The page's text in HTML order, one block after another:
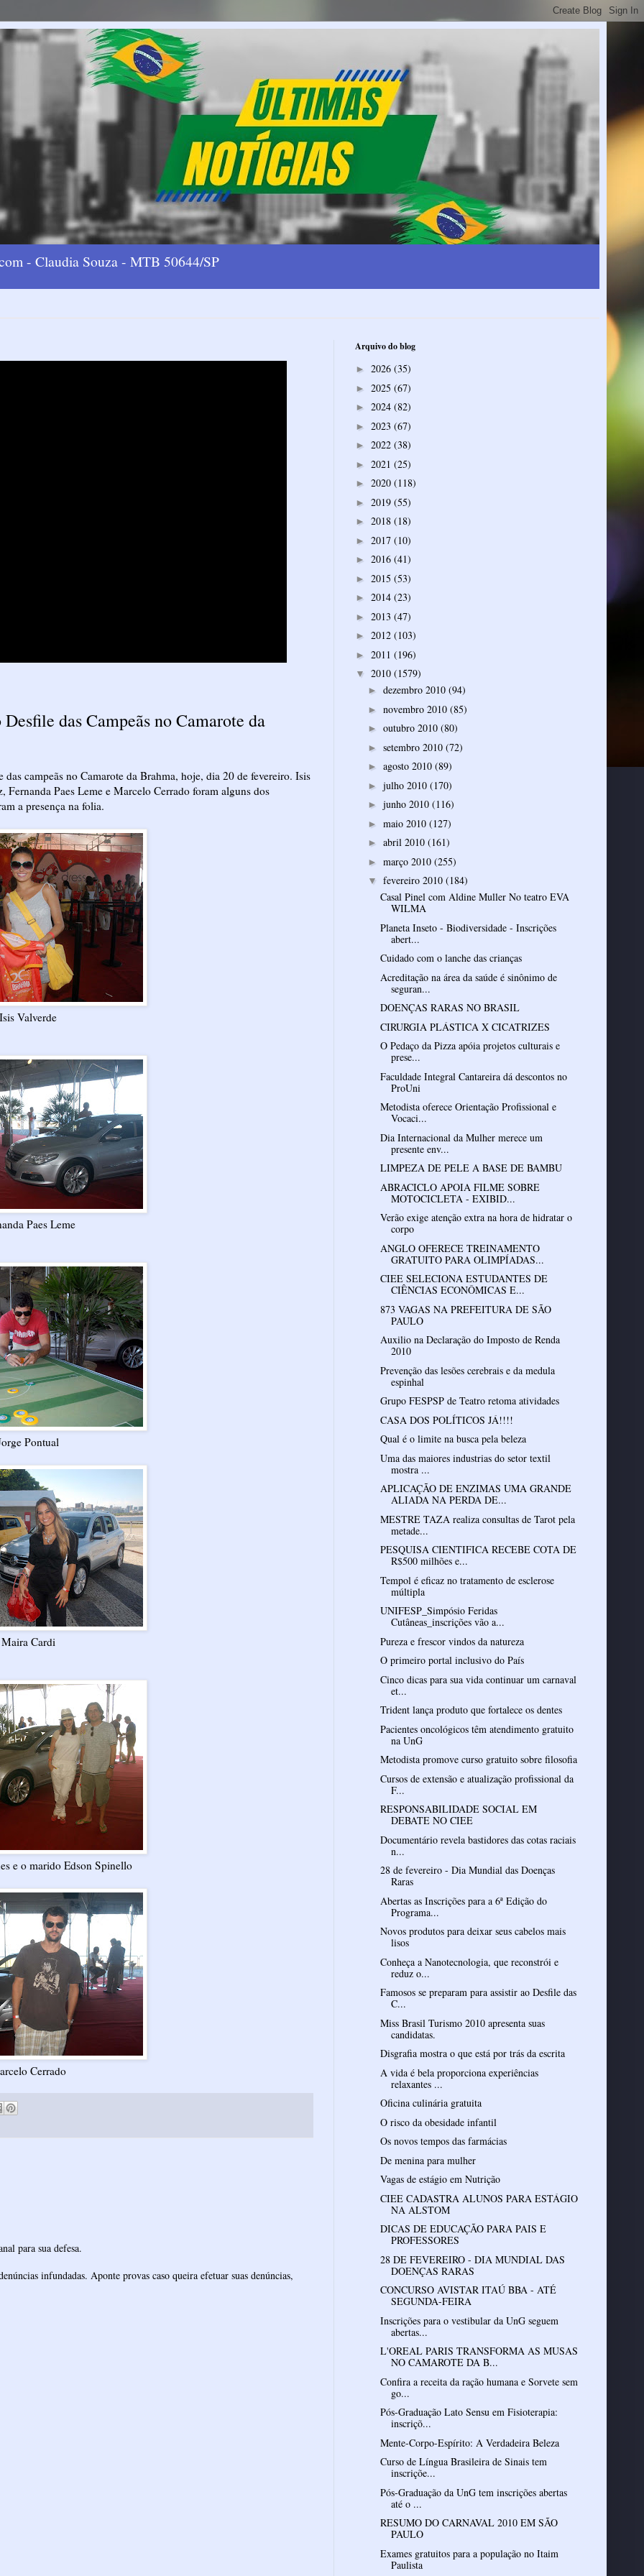
- Claudia Souza - MTB 50644/SP
das Campeãs no Camarote da
campeãs no Camarote da Brahma, hoje, dia 20 de fevereiro. Isis
Paes Leme e Marcelo Cerrado foram alguns dos
a presença na folia.
Isis Valverde
Paes Leme
Pontual
Maira Cardi
e o marido Edson Spinello
Cerrado
para sua defesa.
infundadas. Aponte provas caso queira efetuar suas denúncias,
Arquivo do blog
► 2026 (35)
► 2025 (67)
► 2024 (82)
► 2023 (67)
► 2022 (38)
► 2021 (25)
► 2020 (118)
► 2019 (55)
► 2018 (18)
► 2017 (10)
► 2016 (41)
► 2015 (53)
► 2014 (23)
► 2013 (47)
► 2012 (103)
► 2011 (196)
▼ 2010 (1579)
► dezembro 2010 (94)
► novembro 2010 (85)
► outubro 2010 (80)
► setembro 2010 (72)
► agosto 2010 (89)
► julho 2010 (170)
► junho 2010 (116)
► maio 2010 (127)
► abril 2010 (161)
► março 2010 (255)
▼ fevereiro 2010 (184)
Casal Pinel com Aldine Muller No teatro EVA
WILMA
Planeta Inseto - Biodiversidade - Inscrições
abert...
Cuidado com o lanche das crianças
Acreditação na área da saúde é sinônimo de
seguran...
DOENÇAS RARAS NO BRASIL
CIRURGIA PLÁSTICA X CICATRIZES
O Pedaço da Pizza apóia projetos culturais e
prese...
Faculdade Integral Cantareira dá descontos no
ProUni
Metodista oferece Orientação Profissional e
Vocaci...
Dia Internacional da Mulher merece um
presente env...
LIMPEZA DE PELE A BASE DE BAMBU
ABRACICLO APOIA FILME SOBRE
MOTOCICLETA - EXIBID...
Verão exige atenção extra na hora de hidratar o
corpo
ANGLO OFERECE TREINAMENTO
GRATUITO PARA OLIMPÍADAS...
CIEE SELECIONA ESTUDANTES DE
CIÊNCIAS ECONÔMICAS E...
873 VAGAS NA PREFEITURA DE SÃO
PAULO
Auxilio na Declaração do Imposto de Renda
2010
Prevenção das lesões cerebrais e da medula
espinhal
Grupo FESPSP de Teatro retoma atividades
CASA DOS POLÍTICOS JÁ!!!!
Qual é o limite na busca pela beleza
Uma das maiores industrias do setor textil
mostra ...
APLICAÇÃO DE ENZIMAS UMA GRANDE
ALIADA NA PERDA DE...
MESTRE TAZA realiza consultas de Tarot pela
metade...
PESQUISA CIENTIFICA RECEBE COTA DE
R$500 milhões e...
Tempol é eficaz no tratamento de esclerose
múltipla
UNIFESP_Simpósio Feridas
Cutâneas_inscrições vão a...
Pureza e frescor vindos da natureza
O primeiro portal inclusivo do País
Cinco dicas para sua vida continuar um carnaval
et...
Trident lança produto que fortalece os dentes
Pacientes oncológicos têm atendimento gratuito
na UnG
Metodista promove curso gratuito sobre filosofia
Cursos de extensão e atualização profissional da
F...
RESPONSABILIDADE SOCIAL EM
DEBATE NO CIEE
Documentário revela bastidores das cotas raciais
n...
28 de fevereiro - Dia Mundial das Doenças
Raras
Abertas as Inscrições para a 6ª Edição do
Programa...
Novos produtos para deixar seus cabelos mais
lisos
Conheça a Nanotecnologia, que reconstrói e
reduz o...
Famosos se preparam para assistir ao Desfile das
C...
Miss Brasil Turismo 2010 apresenta suas
candidatas.
Disgrafia mostra o que está por trás da escrita
A vida é bela proporciona experiências
relaxantes ...
Oficina culinária gratuita
O risco da obesidade infantil
Os novos tempos das farmácias
De menina para mulher
Vagas de estágio em Nutrição
CIEE CADASTRA ALUNOS PARA ESTÁGIO
NA ALSTOM
DICAS DE EDUCAÇÃO PARA PAIS E
PROFESSORES
28 DE FEVEREIRO - DIA MUNDIAL DAS
DOENÇAS RARAS
CONCURSO AVISTAR ITAÚ BBA - ATÉ
SEGUNDA-FEIRA
Inscrições para o vestibular da UnG seguem
abertas...
L'OREAL PARIS TRANSFORMA AS MUSAS
NO CAMAROTE DA B...
Confira a receita da ração humana e Sorvete sem
go...
Pós-Graduação Lato Sensu em Fisioterapia:
inscriçõ...
Mente-Corpo-Espírito: A Verdadeira Beleza
Curso de Língua Brasileira de Sinais tem
inscriçõe...
Pós-Graduação da UnG tem inscrições abertas
até o ...
RESUMO DO CARNAVAL 2010 EM SÃO
PAULO
Exames gratuitos para a população no Itaim
Paulista